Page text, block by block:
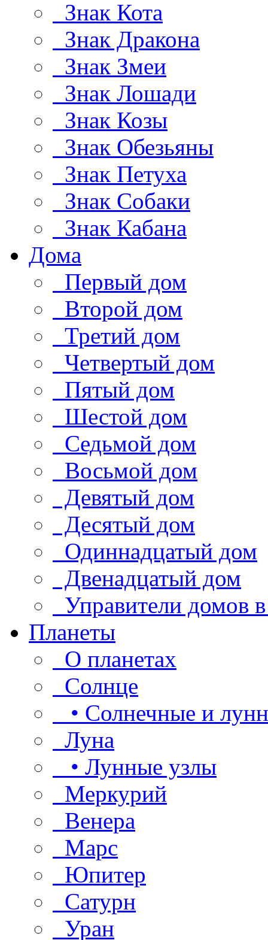
Знак Кота
Знак Дракона
Знак Змеи
Знак Лошади
Знак Козы
Знак Обезьяны
Знак Петуха
Знак Собаки
Знак Кабана
Дома
Первый дом
Второй дом
Третий дом
Четвертый дом
Пятый дом
Шестой дом
Седьмой дом
Восьмой дом
Девятый дом
Десятый дом
Одиннадцатый дом
Двенадцатый дом
Управители домов
Планеты
О планетах
Солнце
• Солнечные и
Луна
• Лунные узлы
Меркурий
Венера
Марс
Юпитер
Сатурн
Уран